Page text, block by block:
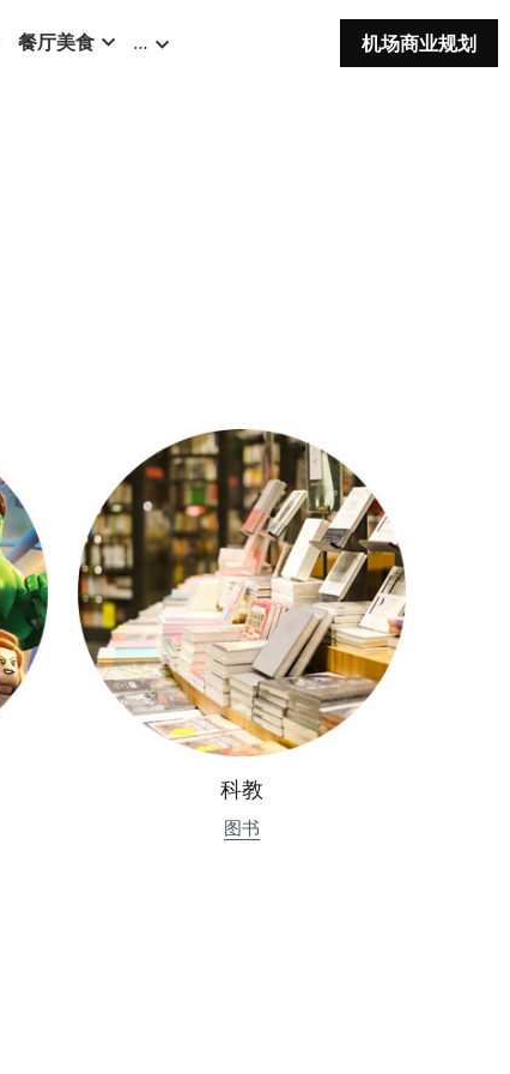
餐厅美食 … 机场商业规划
科教
图书